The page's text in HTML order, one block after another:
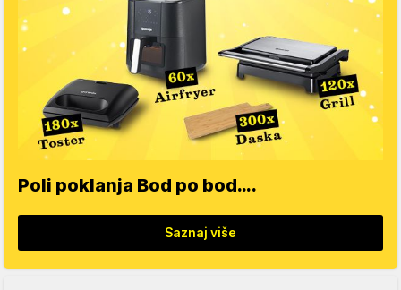
Poli poklanja Bod po bod….
Saznaj više